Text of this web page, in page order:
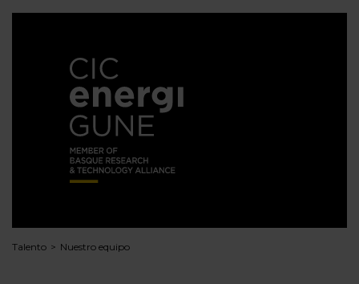
Talento Nuestro equipo